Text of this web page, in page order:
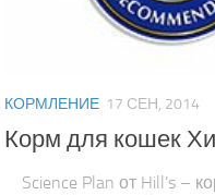
КОРМЛЕНИЕ 17 СЕН, 2014
Корм для кошек
Science Plan от Hill’s –